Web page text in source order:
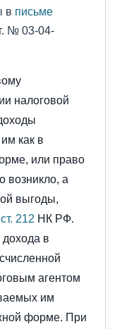
в письме
№ 03-04-
налоговой
как в
или право
возникло, а
выгоды,
ст. 212 НК РФ.
в
агентом
им
форме. При